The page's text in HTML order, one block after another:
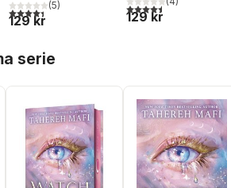
antal röster:
4,4utav 5 stjärnor. Totalt antal röster:
(5)
129 kr
4,5utav 5 stjärnor.
129 kr
serie